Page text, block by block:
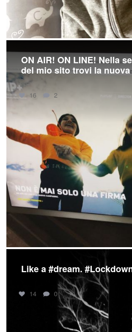
ON AIR! ON LINE! Nella
del mio sito trovi la nuova
16 2
Like a #dream.
14 0